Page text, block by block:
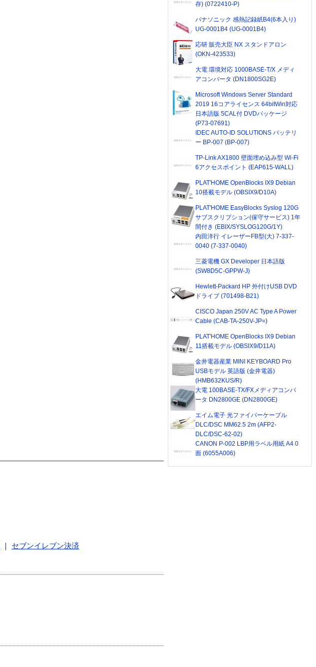
セブンイレブン決済
存) (0722410-P)
パナソニック 感熱記録紙B4(6本入り)
UG-0001B4 (UG-0001B4)
応研 販売大臣 NX スタンドアロン
(OKN-423533)
大電 環境対応 1000BASE-T/X メディ
アコンバータ (DN1800SG2E)
Microsoft Windows Server Standard
2019 16コアライセンス 64bitWin対応
日本語版 5CAL付 DVDパッケージ
(P73-07691)
IDEC AUTO-ID SOLUTIONS バッテリ
ー BP-007 (BP-007)
TP-Link AX1800 壁面埋め込み型 Wi-Fi
6アクセスポイント (EAP615-WALL)
PLAT'HOME OpenBlocks IX9 Debian
10搭載モデル (OBSIX9/D10A)
PLAT'HOME EasyBlocks Syslog 120G
サブスクリプション(保守サービス) 1年
間付き (EBIX/SYSLOG120G/1Y)
内田洋行 イレーザーFB型(大) 7-337-
0040 (7-337-0040)
三菱電機 GX Developer 日本語版
(SW8D5C-GPPW-J)
Hewlett-Packard HP 外付けUSB DVD
ドライブ (701498-B21)
CISCO Japan 250V AC Type A Power
Cable (CAB-TA-250V-JP=)
PLAT'HOME OpenBlocks IX9 Debian
11搭載モデル (OBSIX9/D11A)
金井電器産業 MINI KEYBOARD Pro
USBモデル 英語版 (金井電器)
(HMB632KUS/R)
大電 100BASE-TX/FXメディアコンバ
ータ DN2800GE (DN2800GE)
エイム電子 光ファイバーケーブル
DLC/DSC MM62.5 2m (AFP2-
DLC/DSC-62-02)
CANON P-002 LBP用ラベル用紙 A4 0
面 (6055A006)